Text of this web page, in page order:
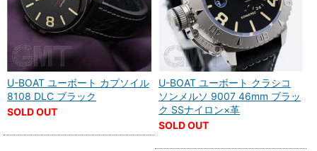
U-BOAT ユーボート カプソイル
8108 DLC ブラック
SOLD OUT
U-BOAT ユーボート クラシコ
ソンメルソ 9007 46mm ブラッ
ク SSナイロン×革
SOLD OUT